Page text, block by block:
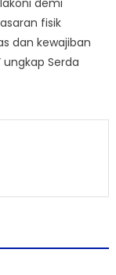
fisik
dan kewajiban
Serda